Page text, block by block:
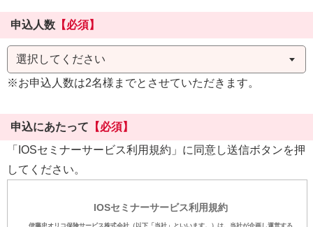
申込人数 【必須】
※お申込人数は2名様までとさせていただきます。
申込にあたって 【必須】
「IOSセミナーサービス利用規約」に同意し送信ボタンを押
してください。